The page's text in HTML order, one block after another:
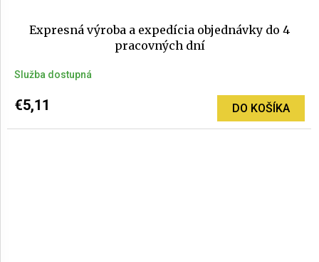
Expresná výroba a expedícia objednávky do 4
pracovných dní
Služba dostupná
€5,11 DO KOŠÍKA